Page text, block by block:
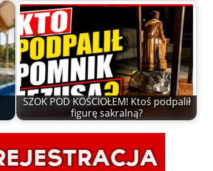
SZOK POD KOŚCIOŁEM! Ktoś podpalił
figurę sakralną?